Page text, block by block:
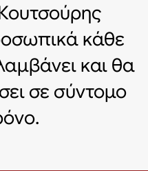
κάθε
και θα
σε σύντομο